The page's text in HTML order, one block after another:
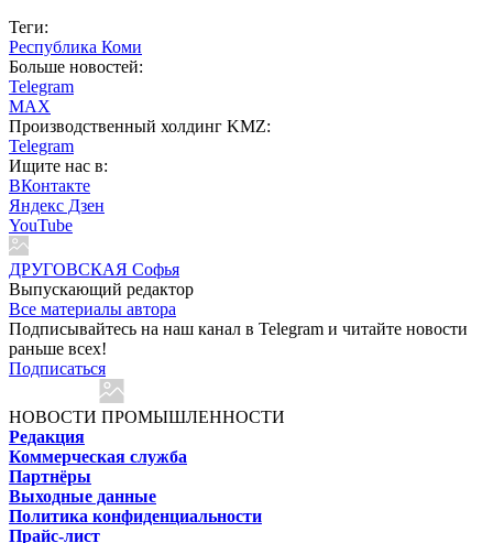
Теги:
Республика Коми
Больше новостей:
Telegram
MAX
Производственный холдинг KMZ:
Telegram
Ищите нас в:
ВКонтакте
Яндекс Дзен
YouTube
ДРУГОВСКАЯ Софья
Выпускающий редактор
Все материалы автора
Подписывайтесь на наш канал в Telegram и читайте новости
раньше всех!
Подписаться
НОВОСТИ ПРОМЫШЛЕННОСТИ
Редакция
Коммерческая служба
Партнёры
Выходные данные
Политика конфиденциальности
Прайс-лист